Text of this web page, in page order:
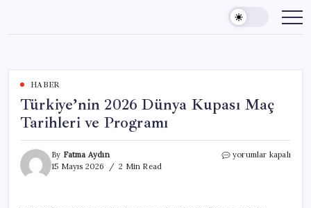
content
HABER
Türkiye’nin 2026 Dünya Kupası Maç
Tarihleri ve Programı
By Fatma Aydın
15 Mayıs 2026
2 Min Read
Türkiye’nin
yorumlar kapalı